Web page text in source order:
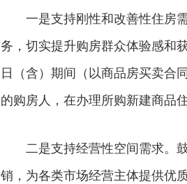
一是支持刚性和改善性住房
务，切实提升购房群众体验感和
日（含）期间（以商品房买卖合
的购房人，在办理所购新建商品
二是支持经营性空间需求。
销，为各类市场经营主体提供优